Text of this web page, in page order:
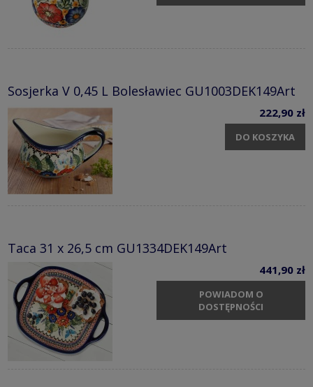
Sosjerka V 0,45 L Bolesławiec GU1003DEK149Art
222,90 zł
DO KOSZYKA
Taca 31 x 26,5 cm GU1334DEK149Art
441,90 zł
POWIADOM O
DOSTĘPNOŚCI